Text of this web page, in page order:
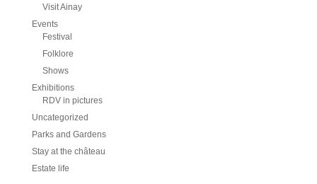
Visit Ainay
Events
Festival
Folklore
Shows
Exhibitions
RDV in pictures
Uncategorized
Parks and Gardens
Stay at the château
Estate life